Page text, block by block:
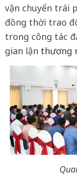
vận chuyển trái
đồng thời trao
trong công tác
gian lận thương